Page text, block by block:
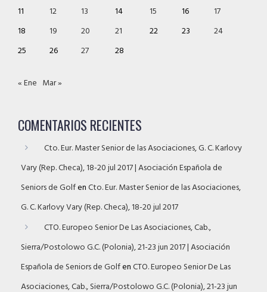
11
12 13 14 15 16
17
18
19 20 21 22 23
24
25
26 27 28
« Ene Mar »
COMENTARIOS RECIENTES
Cto. Eur. Master Senior de las Asociaciones, G. C. Karlovy
Vary (Rep. Checa), 18-20 jul 2017 | Asociación Española de
Seniors de GolfenCto. Eur. Master Senior de las Asociaciones,
G. C. Karlovy Vary (Rep. Checa), 18-20 jul 2017
CTO. Europeo Senior De Las Asociaciones, Cab.,
Sierra/Postolowo G.C. (Polonia), 21-23 jun 2017 | Asociación
Española de Seniors de GolfenCTO. Europeo Senior De Las
Asociaciones, Cab., Sierra/Postolowo G.C. (Polonia), 21-23 jun